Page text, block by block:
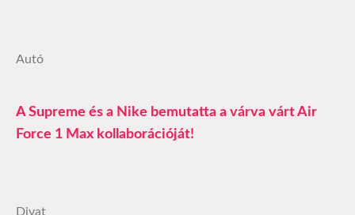
Autó
A Supreme és a Nike bemutatta a várva várt Air
Force 1 Max kollaborációját!
Divat